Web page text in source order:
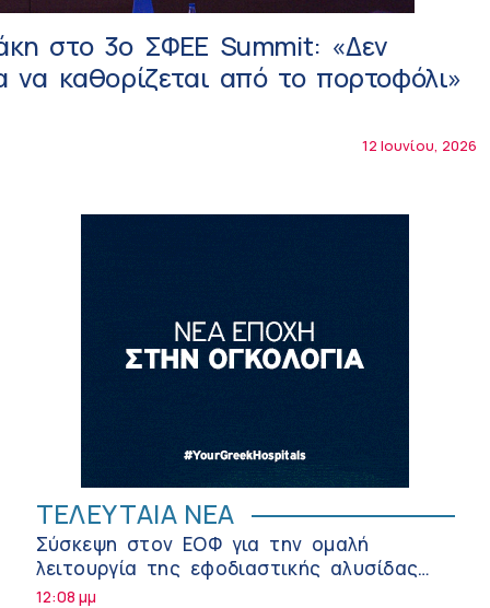
στο 3ο ΣΦΕΕ Summit: «Δεν
να καθορίζεται από το πορτοφόλι»
12 Ιουνίου, 2026
ΤΕΛΕΥΤΑΙΑ ΝΕΑ
Σύσκεψη στον ΕΟΦ για την ομαλή
λειτουργία της εφοδιαστικής αλυσίδας
των φαρμάκων στη διάρκεια του
12:08 μμ